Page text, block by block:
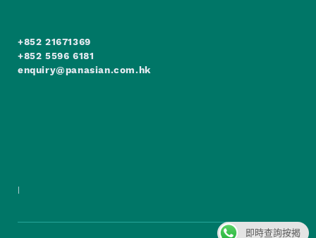
+852 21671369
+852 5596 6181
enquiry@panasian.com.hk
即時查詢按揭